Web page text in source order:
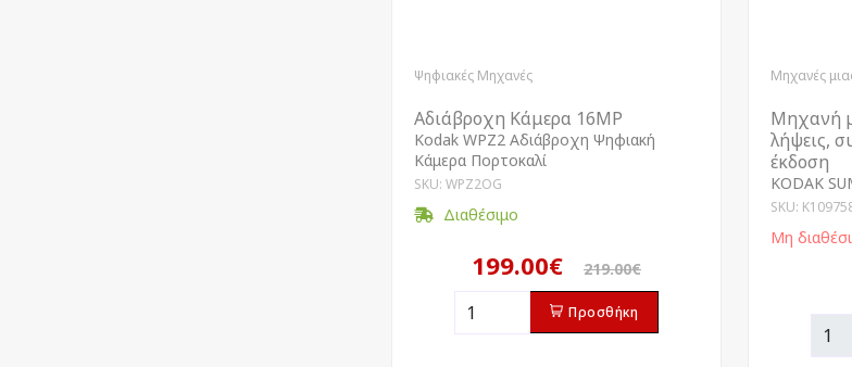
Ψηφιακές Μηχανές
Αδιάβροχη Κάμερα 16MP
Kodak WPZ2 Αδιάβροχη Ψηφιακή
Κάμερα Πορτοκαλί
SKU: WPZ2OG
Διαθέσιμο
199.00€ 219.00€
Προσθήκη
Μηχανές
Μηχανή
λήψεις,
έκδοση
KODAK
SKU:
Μη